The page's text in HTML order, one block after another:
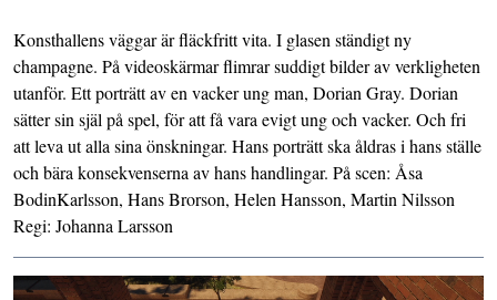
Konsthallens väggar är fläckfritt vita. I glasen ständigt ny
champagne. På videoskärmar flimrar suddigt bilder av verkligheten
utanför. Ett porträtt av en vacker ung man, Dorian Gray. Dorian
sätter sin själ på spel, för att få vara evigt ung och vacker. Och fri
att leva ut alla sina önskningar. Hans porträtt ska åldras i hans ställe
och bära konsekvenserna av hans handlingar. På scen: Åsa
BodinKarlsson, Hans Brorson, Helen Hansson, Martin Nilsson
Regi: Johanna Larsson